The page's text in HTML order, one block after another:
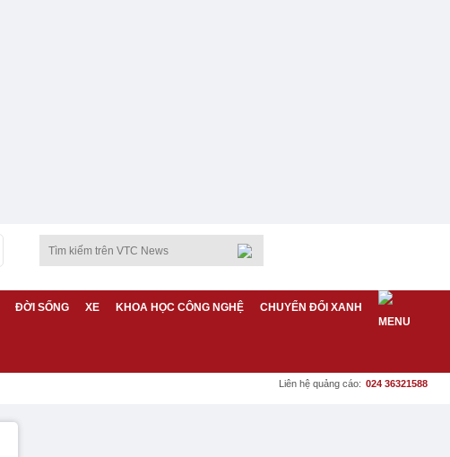
ĐỜI SỐNG XE KHOA HỌC CÔNG NGHỆ CHUYỂN ĐỔI XANH
Liên hệ quảng cáo: 024 36321588